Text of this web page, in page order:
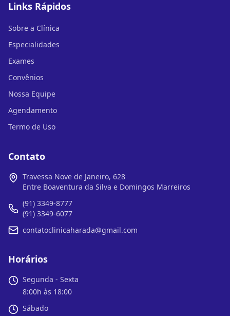
Links Rápidos
Sobre a Clínica
Especialidades
Exames
Convênios
Nossa Equipe
Agendamento
Termo de Uso
Contato
Travessa Nove de Janeiro, 628
Entre Boaventura da Silva e Domingos Marreiros
(91) 3349-8777
(91) 3349-6077
contatoclinicaharada@gmail.com
Horários
Segunda - Sexta
8:00h às 18:00
Sábado